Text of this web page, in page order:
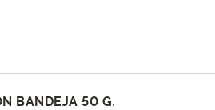
BANDEJA 50 G.